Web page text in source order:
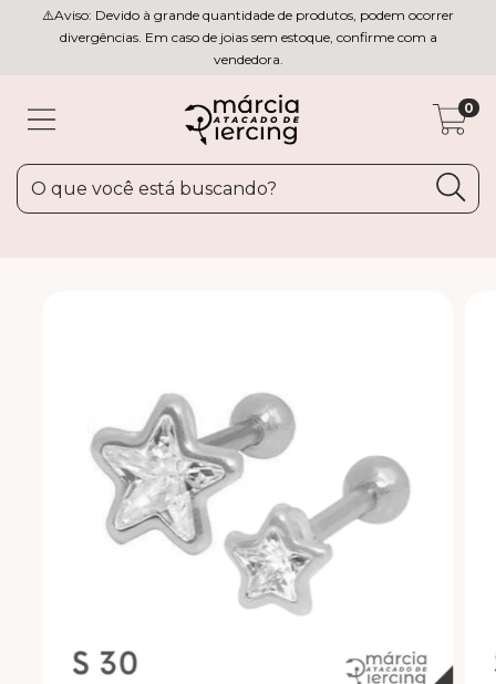
⚠️Aviso: Devido à grande quantidade de produtos, podem ocorrer
divergências. Em caso de joias sem estoque, confirme com a
vendedora.
0